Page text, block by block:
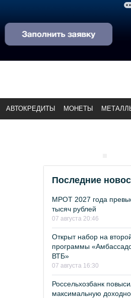
АВТОКРЕДИТЫ МОНЕТЫ
Последние
МРОТ 2027 года
тысяч рублей
07 августа 20:46
Открыт набор на
программы
ВТБ»
07 августа 16:30
Россельхозбанк
максимальную